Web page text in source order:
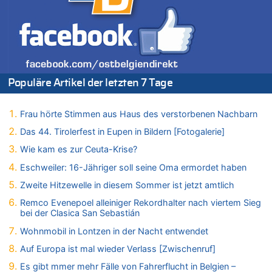
Zweite Hitzewelle in diesem Sommer ist jetzt amtlich
06.08.2026 - 17:23 von Hans L. zu
Zweite Hitzewelle in diesem Sommer ist jetzt amtlich
06.08.2026 - 17:21 von Dax zu
Zweite Hitzewelle in diesem Sommer ist jetzt amtlich
06.08.2026 - 17:01 von Wahlstimme? zu
FIFA-Spitze demonstriert Einigkeit trotz Kritik und neuer
06.08.2026 - 16:53 von Frage zu
Zweite Hitzewelle in diesem Sommer ist jetzt amtlich
06.08.2026 - 16:39 von Noah Parmentier zu
Zweite Hitzewelle in diesem Sommer ist jetzt amtlich
06.08.2026 - 16:10 von Dax zu
Wasserstand des Rheins in NRW so niedrig wie noch nie
06.08.2026 - 15:51 von SuperBoy zu
Eschweiler: 16-Jähriger soll seine Oma ermordet haben
06.08.2026 - 15:42 von PvD zu
Populäre Artikel der letzten 7 Tage
Frau hörte Stimmen aus Haus des verstorbenen Nachbarn
Das 44. Tirolerfest in Eupen in Bildern [Fotogalerie]
Wie kam es zur Ceuta-Krise?
Eschweiler: 16-Jähriger soll seine Oma ermordet haben
Zweite Hitzewelle in diesem Sommer ist jetzt amtlich
Remco Evenepoel alleiniger Rekordhalter nach viertem Sieg
bei der Clasica San Sebastián
Wohnmobil in Lontzen in der Nacht entwendet
Auf Europa ist mal wieder Verlass [Zwischenruf]
Es gibt mmer mehr Fälle von Fahrerflucht in Belgien –